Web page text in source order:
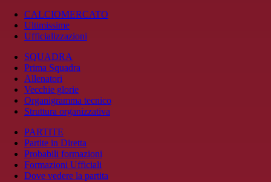
CALCIOMERCATO
Ultimissime
Ufficializzazioni
SQUADRA
Prima Squadra
Allenatori
Vecchie glorie
Organigramma tecnico
Struttura organizzativa
PARTITE
Partite in Diretta
Probabili formazioni
Formazioni Ufficiali
Dove vedere la partita